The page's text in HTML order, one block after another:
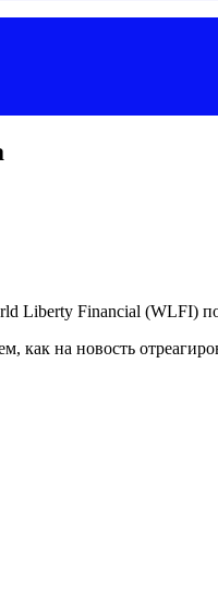
Liberty Financial (WLFI)
как на новость